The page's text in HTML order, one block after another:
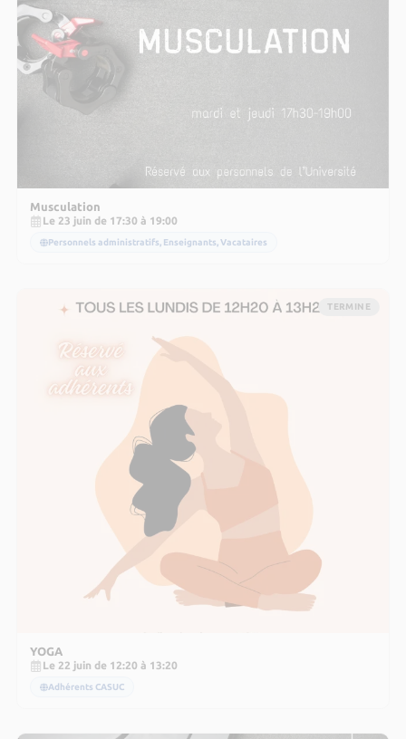
Musculation
Le 23 juin de 17:30 à 19:00
Personnels administratifs, Enseignants, Vacataires
TERMINE
YOGA
Le 22 juin de 12:20 à 13:20
Adhérents CASUC